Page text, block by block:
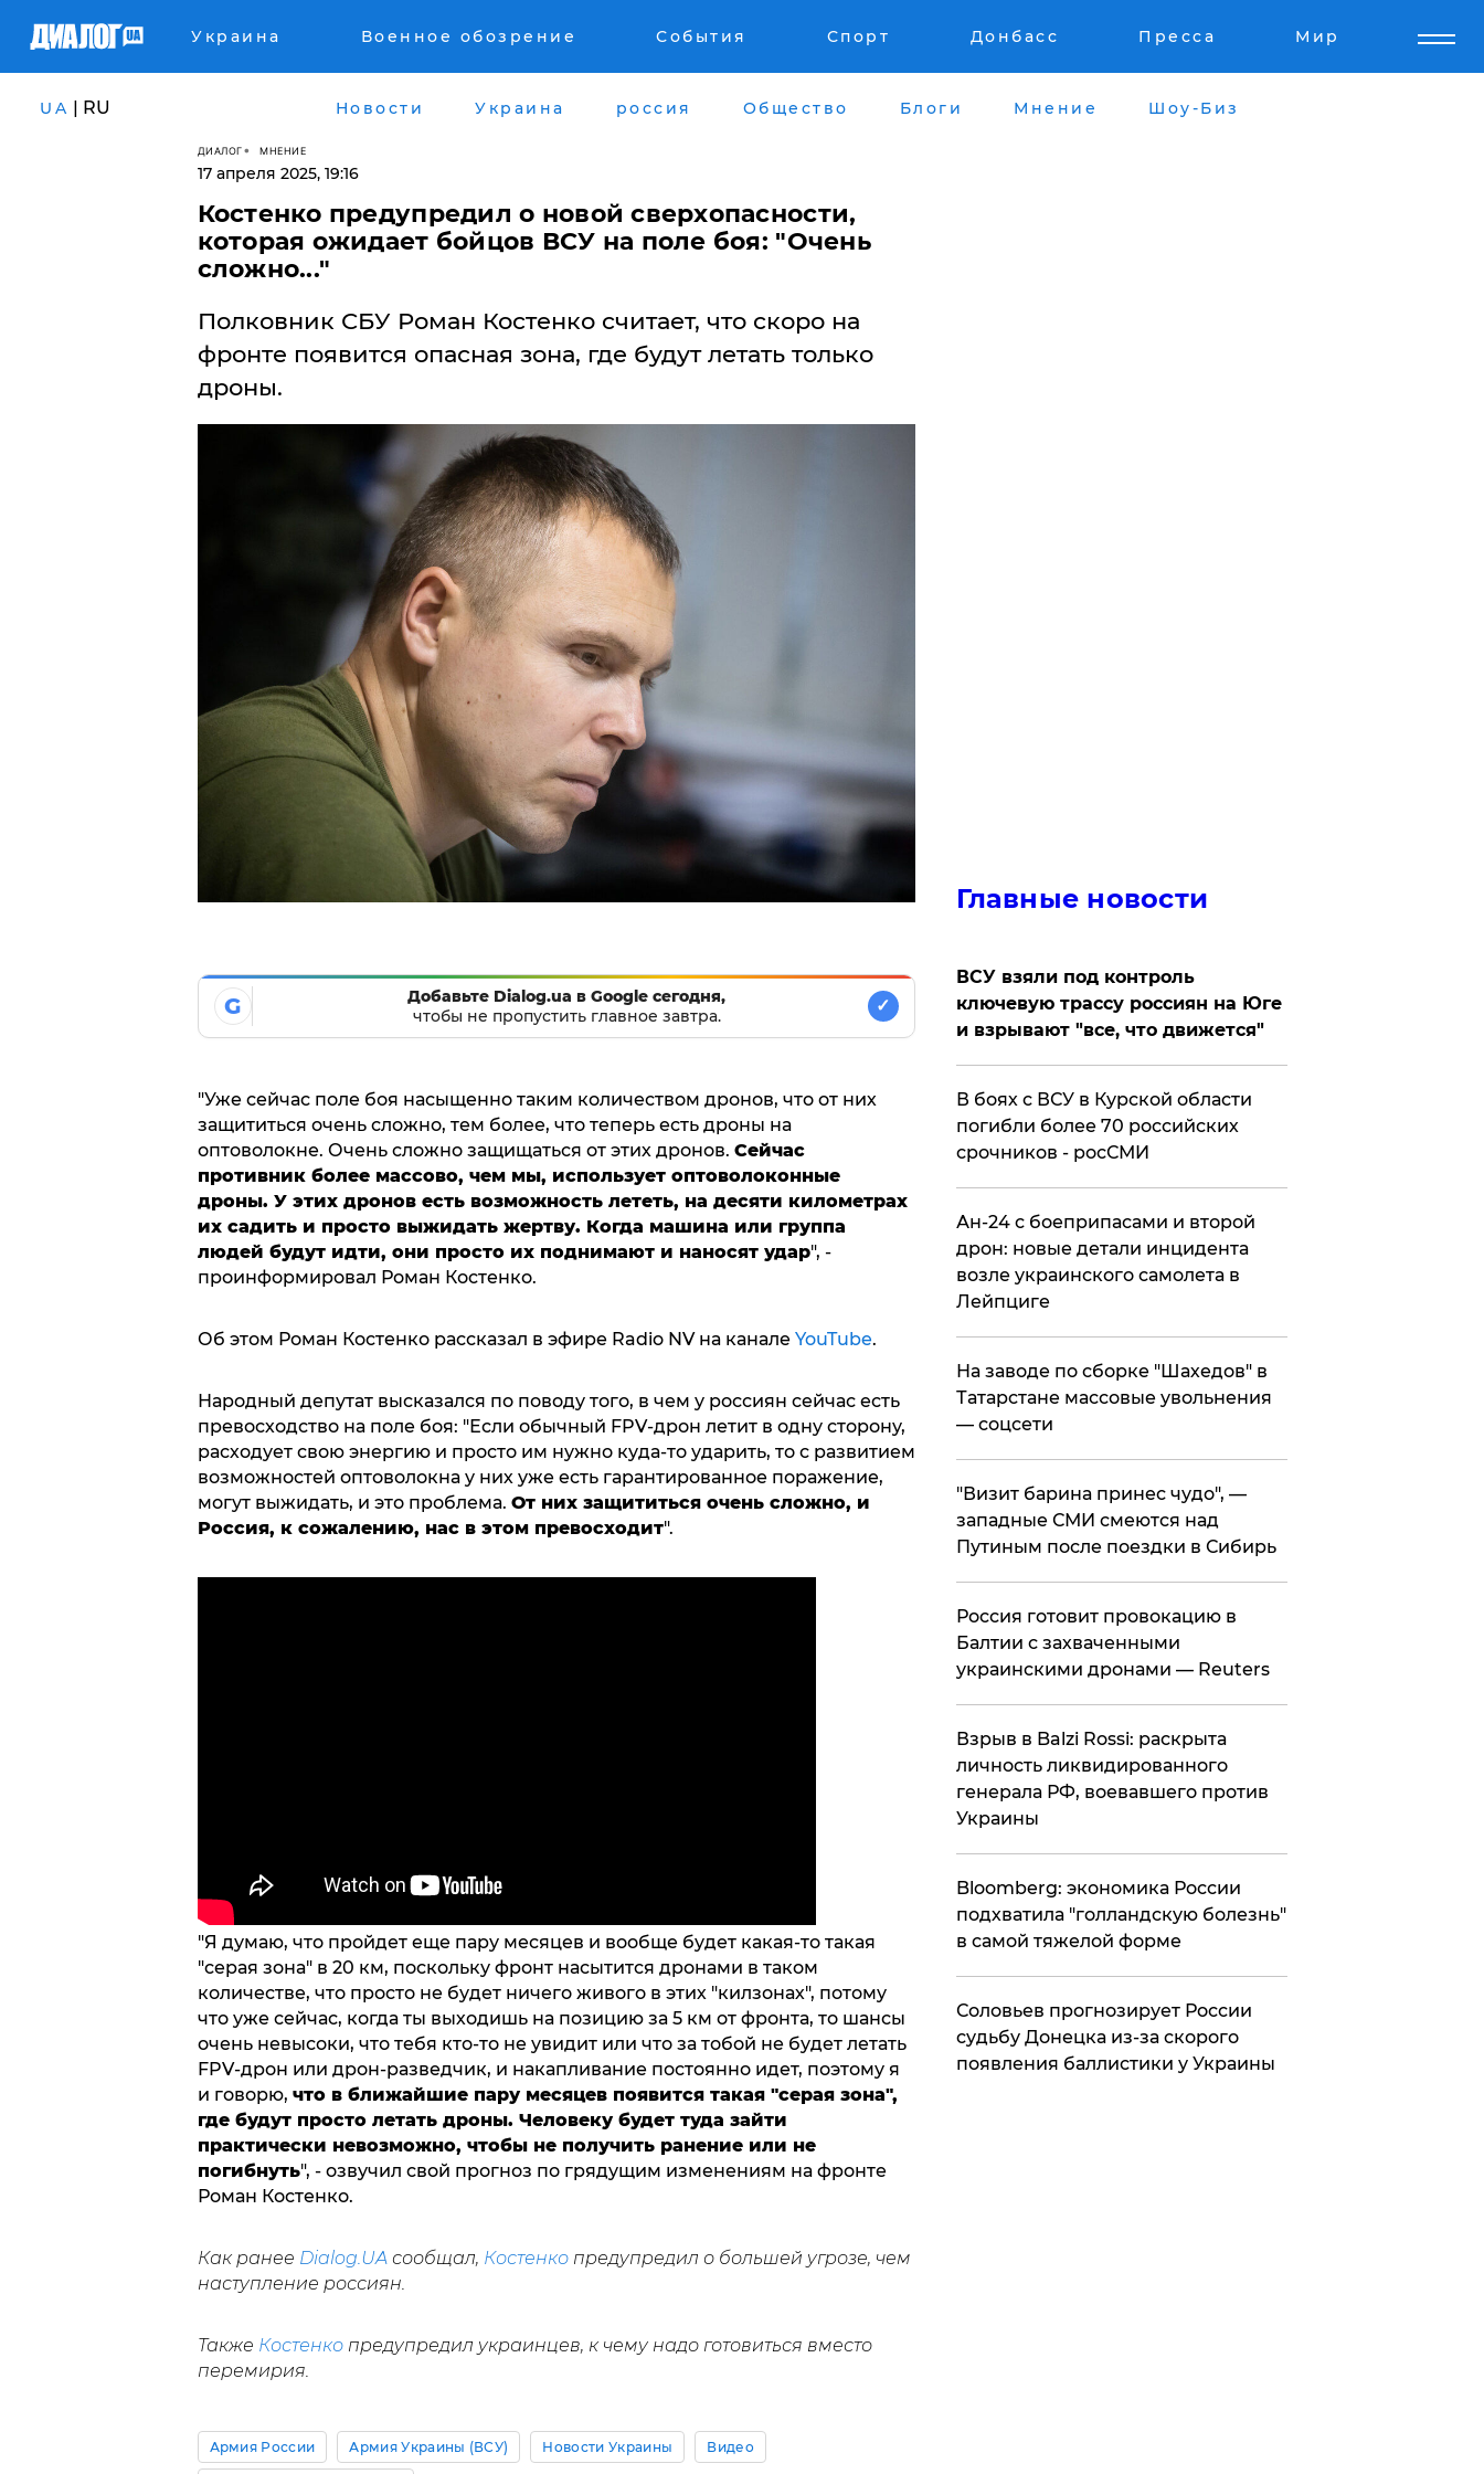
Украина Военное обозрение События Спорт Донбасс Пресса Мир
UA | RU Новости Украина россия Общество Блоги Мнение Шоу-Биз
ДИАЛОГ МНЕНИЕ
17 апреля 2025, 19:16
Костенко предупредил о новой сверхопасности,
которая ожидает бойцов ВСУ на поле боя: ​"Очень
сложно...​"
Полковник СБУ Роман Костенко считает, что скоро на
фронте появится опасная зона, где будут летать только
дроны.
G
Добавьте Dialog.ua в Google сегодня,
чтобы не пропустить главное завтра.
✓
"Уже сейчас поле боя насыщенно таким количеством дронов, что от них
защититься очень сложно, тем более, что теперь есть дроны на
оптоволокне. Очень сложно защищаться от этих дронов. Сейчас
противник более массово, чем мы, использует оптоволоконные
дроны. У этих дронов есть возможность лететь, на десяти километрах
их садить и просто выжидать жертву. Когда машина или группа
людей будут идти, они просто их поднимают и наносят удар", -
проинформировал Роман Костенко.
Об этом Роман Костенко рассказал в эфире Radio NV на канале YouTube.
Народный депутат высказался по поводу того, в чем у россиян сейчас есть
превосходство на поле боя: "Если обычный FPV-дрон летит в одну сторону,
расходует свою энергию и просто им нужно куда-то ударить, то с развитием
возможностей оптоволокна у них уже есть гарантированное поражение,
могут выжидать, и это проблема. От них защититься очень сложно, и
Россия, к сожалению, нас в этом превосходит".
"Я думаю, что пройдет еще пару месяцев и вообще будет какая-то такая
"серая зона" в 20 км, поскольку фронт насытится дронами в таком
количестве, что просто не будет ничего живого в этих "килзонах", потому
что уже сейчас, когда ты выходишь на позицию за 5 км от фронта, то шансы
очень невысоки, что тебя кто-то не увидит или что за тобой не будет летать
FPV-дрон или дрон-разведчик, и накапливание постоянно идет, поэтому я
и говорю, что в ближайшие пару месяцев появится такая "серая зона",
где будут просто летать дроны. Человеку будет туда зайти
практически невозможно, чтобы не получить ранение или не
погибнуть", - озвучил свой прогноз по грядущим изменениям на фронте
Роман Костенко.
Как ранее Dialog.UA сообщал, Костенкопредупредил о большей угрозе, чем
наступление россиян.
Также Костенко предупредил украинцев, к чему надо готовиться вместо
перемирия.
Армия России Армия Украины (ВСУ) Новости Украины Видео
Главные новости
ВСУ взяли под контроль
ключевую трассу россиян на Юге
и взрывают "все, что движется"
В боях с ВСУ в Курской области
погибли более 70 российских
срочников - росСМИ
Ан-24 с боеприпасами и второй
дрон: новые детали инцидента
возле украинского самолета в
Лейпциге
На заводе по сборке "Шахедов" в
Татарстане массовые увольнения
— соцсети
"Визит барина принес чудо", —
западные СМИ смеются над
Путиным после поездки в Сибирь
​Россия готовит провокацию в
Балтии с захваченными
украинскими дронами — Reuters
​Взрыв в Balzi Rossi: раскрыта
личность ликвидированного
генерала РФ, воевавшего против
Украины
Bloomberg: экономика России
подхватила "голландскую болезнь"
в самой тяжелой форме
Соловьев прогнозирует России
судьбу Донецка из-за скорого
появления баллистики у Украины